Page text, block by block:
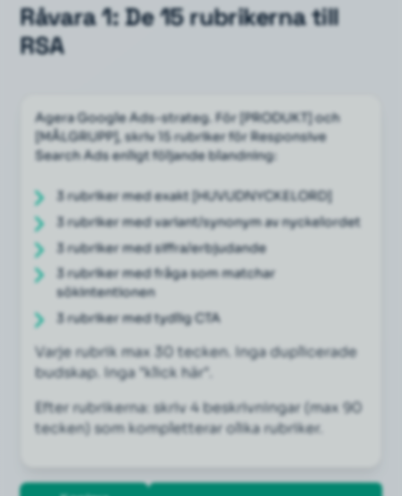
Råvara 1: De 15 rubrikerna till
RSA
Agera Google Ads-strateg. För [PRODUKT] och
[MÅLGRUPP], skriv 15 rubriker för Responsive
Search Ads enligt följande blandning:
3 rubriker med exakt [HUVUDNYCKELORD]
3 rubriker med variant/synonym av nyckelordet
3 rubriker med siffra/erbjudande
3 rubriker med fråga som matchar
sökintentionen
3 rubriker med tydlig CTA
Varje rubrik max 30 tecken. Inga duplicerade
budskap. Inga "klick här".
Efter rubrikerna: skriv 4 beskrivningar (max 90
tecken) som kompletterar olika rubriker.